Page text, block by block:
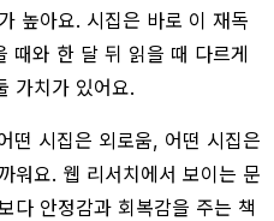
높아요. 시집은 바로 이 재독
때와 한 달 뒤 읽을 때 다르게
가치가 있어요.
떤 시집은 외로움, 어떤 시집은
워요. 웹 리서치에서 보이는 문
다 안정감과 회복감을 주는 책